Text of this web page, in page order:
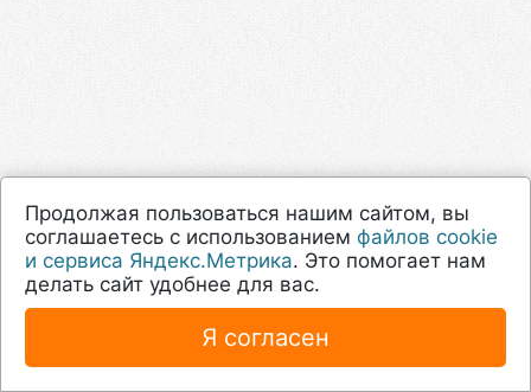
Продолжая пользоваться нашим сайтом, вы
соглашаетесь с использованием файлов cookie
и сервиса Яндекс.Метрика. Это помогает нам
делать сайт удобнее для вас.
Я согласен